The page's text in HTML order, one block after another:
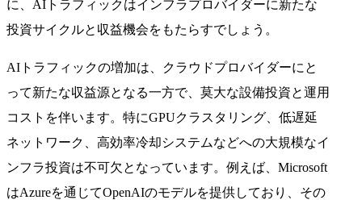
に、AIトラフィックはインフラプロバイダーに新たな
投資サイクルと収益機会をもたらすでしょう。
AIトラフィックの増加は、クラウドプロバイダーにと
って新たな収益源となる一方で、莫大な設備投資と運用
コストを伴います。特にGPUクラスタリング、低遅延
ネットワーク、高効率冷却システムなどへの大規模なイ
ンフラ投資は不可欠となっています。例えば、Microsoft
はAzureを通じてOpenAIのモデルを提供しており、その